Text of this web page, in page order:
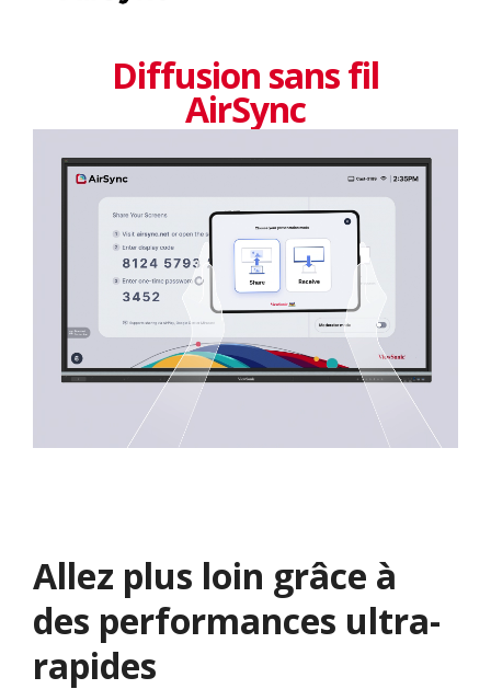
Diffusion sans fil
AirSync
Allez plus loin grâce à
des performances ultra-
rapides